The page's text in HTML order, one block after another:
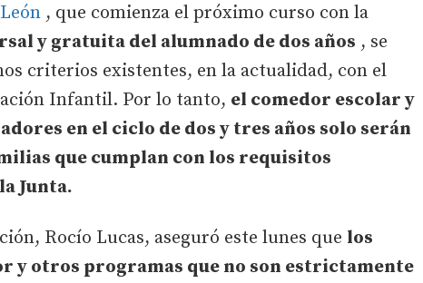
, que comienza el próximo curso con la
y gratuita del alumnado de dos años , se
criterios existentes, en la actualidad, con el
Infantil. Por lo tanto, el comedor escolar y
en el ciclo de dos y tres años solo serán
que cumplan con los requisitos
Junta.
Rocío Lucas, aseguró este lunes que los
y otros programas que no son estrictamente